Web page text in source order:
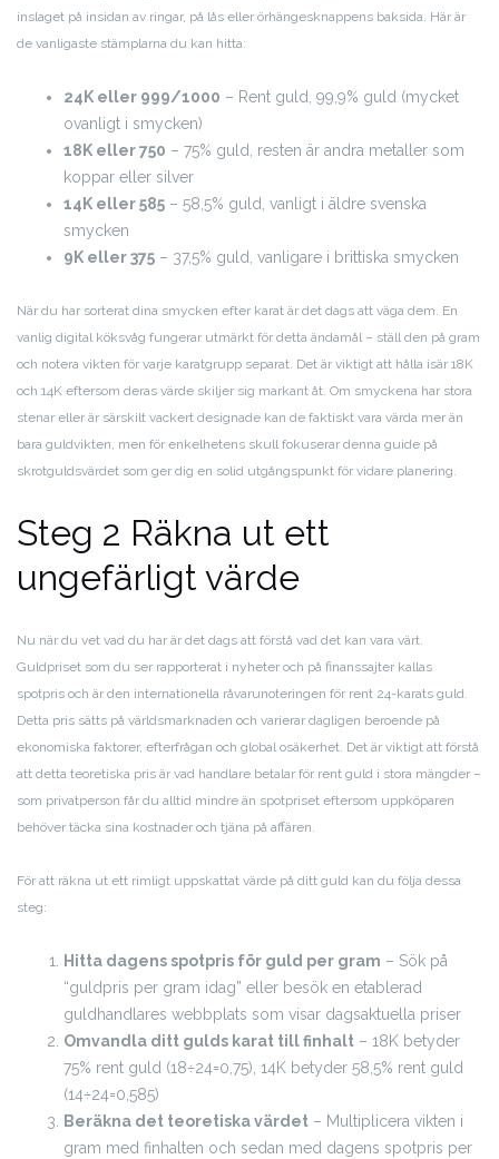
inslaget på insidan av ringar, på lås eller örhängesknappens baksida. Här är
de vanligaste stämplarna du kan hitta:
24K eller 999/1000 – Rent guld, 99,9% guld (mycket
ovanligt i smycken)
18K eller 750 – 75% guld, resten är andra metaller som
koppar eller silver
14K eller 585 – 58,5% guld, vanligt i äldre svenska
smycken
9K eller 375 – 37,5% guld, vanligare i brittiska smycken
När du har sorterat dina smycken efter karat är det dags att väga dem. En
vanlig digital köksvåg fungerar utmärkt för detta ändamål – ställ den på gram
och notera vikten för varje karatgrupp separat. Det är viktigt att hålla isär 18K
och 14K eftersom deras värde skiljer sig markant åt. Om smyckena har stora
stenar eller är särskilt vackert designade kan de faktiskt vara värda mer än
bara guldvikten, men för enkelhetens skull fokuserar denna guide på
skrotguldsvärdet som ger dig en solid utgångspunkt för vidare planering.
Steg 2 Räkna ut ett
ungefärligt värde
Nu när du vet vad du har är det dags att förstå vad det kan vara värt.
Guldpriset som du ser rapporterat i nyheter och på finanssajter kallas
spotpris och är den internationella råvarunoteringen för rent 24-karats guld.
Detta pris sätts på världsmarknaden och varierar dagligen beroende på
ekonomiska faktorer, efterfrågan och global osäkerhet. Det är viktigt att förstå
att detta teoretiska pris är vad handlare betalar för rent guld i stora mängder –
som privatperson får du alltid mindre än spotpriset eftersom uppköparen
behöver täcka sina kostnader och tjäna på affären.
För att räkna ut ett rimligt uppskattat värde på ditt guld kan du följa dessa
steg:
Hitta dagens spotpris för guld per gram – Sök på
“guldpris per gram idag” eller besök en etablerad
guldhandlares webbplats som visar dagsaktuella priser
Omvandla ditt gulds karat till finhalt – 18K betyder
75% rent guld (18÷24=0,75), 14K betyder 58,5% rent guld
(14÷24=0,585)
Beräkna det teoretiska värdet – Multiplicera vikten i
gram med finhalten och sedan med dagens spotpris per